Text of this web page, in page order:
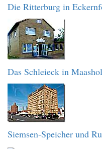
Die Ritterburg in
Das Schleieck in
Siemsen-Speicher und